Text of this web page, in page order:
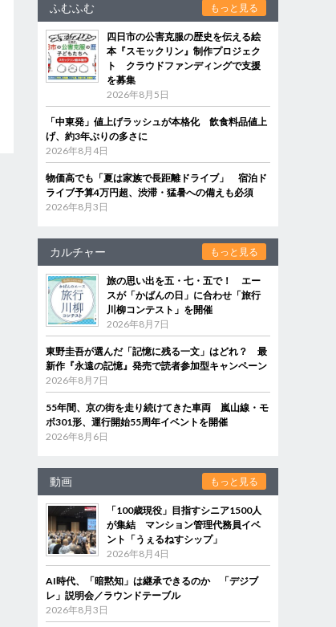
ふむふむ もっと見る
四日市の公害克服の歴史を伝える絵
本『スモックリン』制作プロジェク
ト クラウドファンディングで支援
を募集
2026年8月5日
「中東発」値上げラッシュが本格化 飲食料品値上
げ、約3年ぶりの多さに
2026年8月4日
物価高でも「夏は家族で長距離ドライブ」 宿泊ド
ライブ予算4万円超、渋滞・猛暑への備えも必須
2026年8月3日
カルチャー もっと見る
旅の思い出を五・七・五で！ エー
スが「かばんの日」に合わせ「旅行
川柳コンテスト」を開催
2026年8月7日
東野圭吾が選んだ「記憶に残る一文」はどれ？ 最
新作『永遠の記憶』発売で読者参加型キャンペーン
2026年8月7日
55年間、京の街を走り続けてきた車両 嵐山線・モ
ボ301形、運行開始55周年イベントを開催
2026年8月6日
動画 もっと見る
「100歳現役」目指すシニア1500人
が集結 マンション管理代務員イベ
ント「うぇるねすシップ」
2026年8月4日
AI時代、「暗黙知」は継承できるのか 「デジブ
レ」説明会／ラウンドテーブル
2026年8月3日